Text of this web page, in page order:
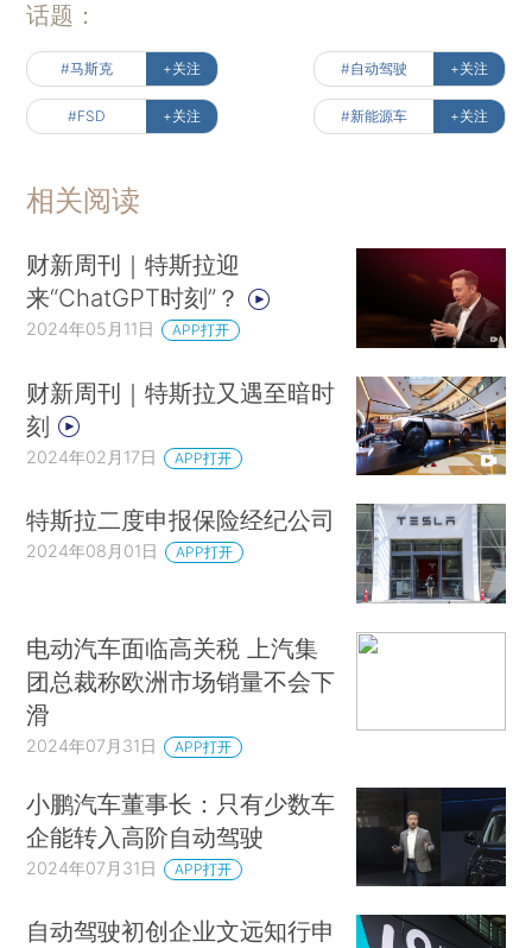
话题：
#马斯克 +关注 #自动驾驶 +关注
#FSD +关注 #新能源车 +关注
相关阅读
财新周刊｜特斯拉迎
来“ChatGPT时刻”？
2024年05月11日 APP打开
财新周刊｜特斯拉又遇至暗时
刻
2024年02月17日 APP打开
特斯拉二度申报保险经纪公司
2024年08月01日 APP打开
电动汽车面临高关税 上汽集
团总裁称欧洲市场销量不会下
滑
2024年07月31日 APP打开
小鹏汽车董事长：只有少数车
企能转入高阶自动驾驶
2024年07月31日 APP打开
自动驾驶初创企业文远知行申